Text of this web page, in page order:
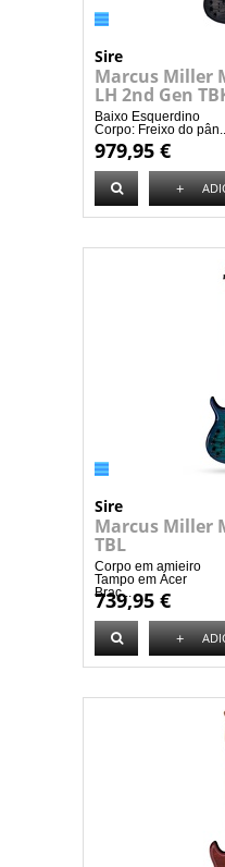
Sire
Marcus Miller
LH 2nd Gen
Baixo Esquerdino
Corpo: Freixo do
979,95 €
+
Sire
Marcus Miller
TBL
Corpo em amieiro
Tampo em Ácer
Braç...
739,95 €
+